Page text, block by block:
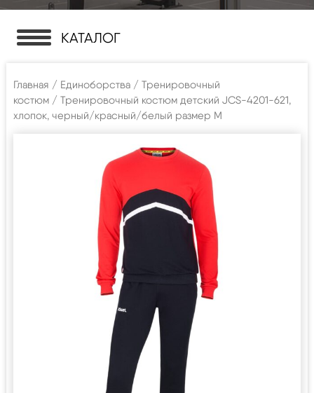
КАТАЛОГ
Главная / Единоборства / Тренировочный
костюм / Тренировочный костюм детский JCS-4201-621,
хлопок, черный/красный/белый размер M